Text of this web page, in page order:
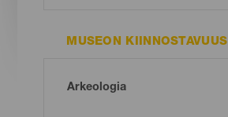
MUSEON KIINNOSTAVUUS